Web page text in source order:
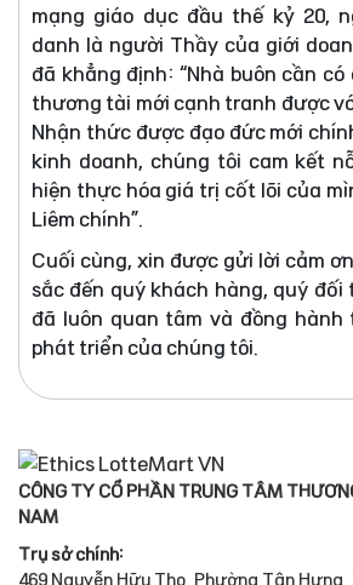
mạng giáo dục đầu thế kỷ 20,
danh là người Thầy của giới
đã khẳng định: “Nhà buôn cần
thương tài mới cạnh tranh được
Nhận thức được đạo đức mới
kinh doanh, chúng tôi cam kết
hiện thực hóa giá trị cốt lõi của
Liêm chính”.
Cuối cùng, xin được gửi lời cảm
sắc đến quý khách hàng, quý
đã luôn quan tâm và đồng hành
phát triển của chúng tôi.
CÔNG TY CỔ PHẦN TRUNG TÂM
NAM
Trụ sở chính:
469 Nguyễn Hữu Thọ, Phường Tân Hưng,